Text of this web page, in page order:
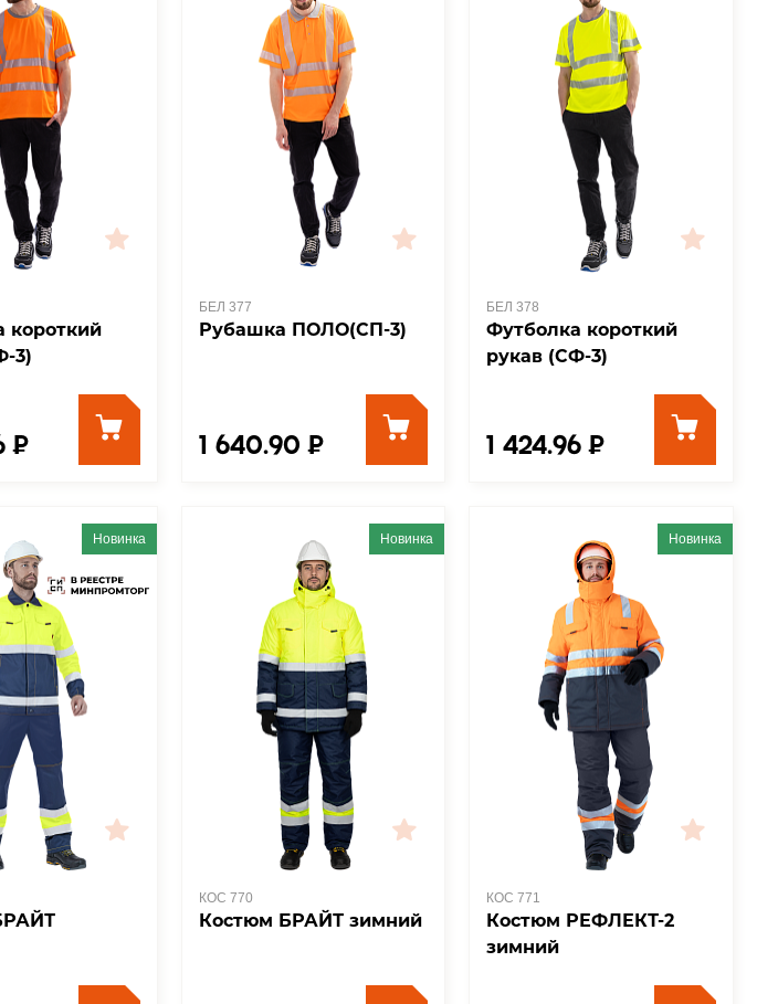
короткий
3)
₽
БЕЛ 377
Рубашка ПОЛО(СП-3)
1 640.90 ₽
БЕЛ 378
Футболка короткий
рукав (СФ-3)
1 424.96 ₽
Новинка Новинка
КОС 770
Костюм БРАЙТ зимний
Новинка
КОС 771
Костюм РЕФЛЕКТ-2
зимний